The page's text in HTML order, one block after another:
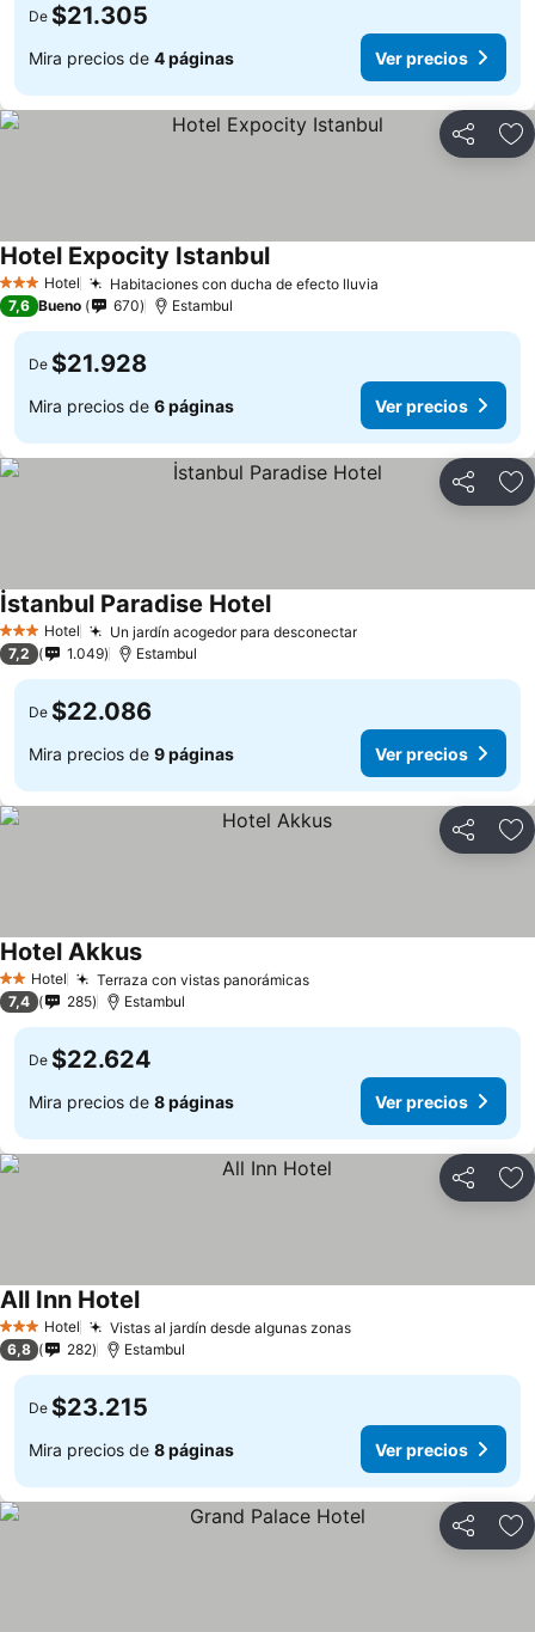
De $21.305
Mira precios de 4 páginas Ver precios
Compartir
3 Estrellas
Hotel Habitaciones con ducha de efecto lluvia
Hotel Expocity Istanbul
7,6 Bueno 670 Estambul
De $21.928
Mira precios de 6 páginas Ver precios
Compartir
3 Estrellas
Hotel Un jardín acogedor para desconectar
İstanbul Paradise Hotel
7,2 1.049 Estambul
De $22.086
Mira precios de 9 páginas Ver precios
Compartir
2 Estrellas
Hotel Terraza con vistas panorámicas
Hotel Akkus
7,4 285 Estambul
De $22.624
Mira precios de 8 páginas Ver precios
Compartir
3 Estrellas
Hotel Vistas al jardín desde algunas zonas
All Inn Hotel
6,8 282 Estambul
De $23.215
Mira precios de 8 páginas Ver precios
Compartir